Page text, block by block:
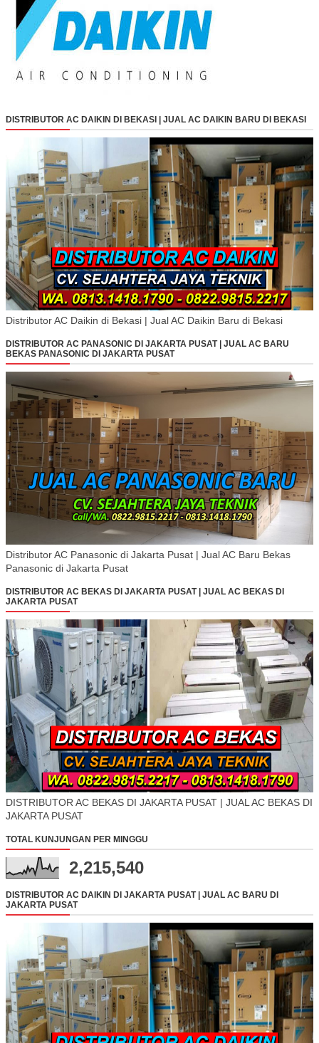
DISTRIBUTOR AC DAIKIN DI BEKASI | JUAL AC DAIKIN BARU DI BEKASI
Distributor AC Daikin di Bekasi | Jual AC Daikin Baru di Bekasi
DISTRIBUTOR AC PANASONIC DI JAKARTA PUSAT | JUAL AC BARU
BEKAS PANASONIC DI JAKARTA PUSAT
Distributor AC Panasonic di Jakarta Pusat | Jual AC Baru Bekas
Panasonic di Jakarta Pusat
DISTRIBUTOR AC BEKAS DI JAKARTA PUSAT | JUAL AC BEKAS DI
JAKARTA PUSAT
DISTRIBUTOR AC BEKAS DI JAKARTA PUSAT | JUAL AC BEKAS DI
JAKARTA PUSAT
TOTAL KUNJUNGAN PER MINGGU
2,215,540
DISTRIBUTOR AC DAIKIN DI JAKARTA PUSAT | JUAL AC BARU DI
JAKARTA PUSAT